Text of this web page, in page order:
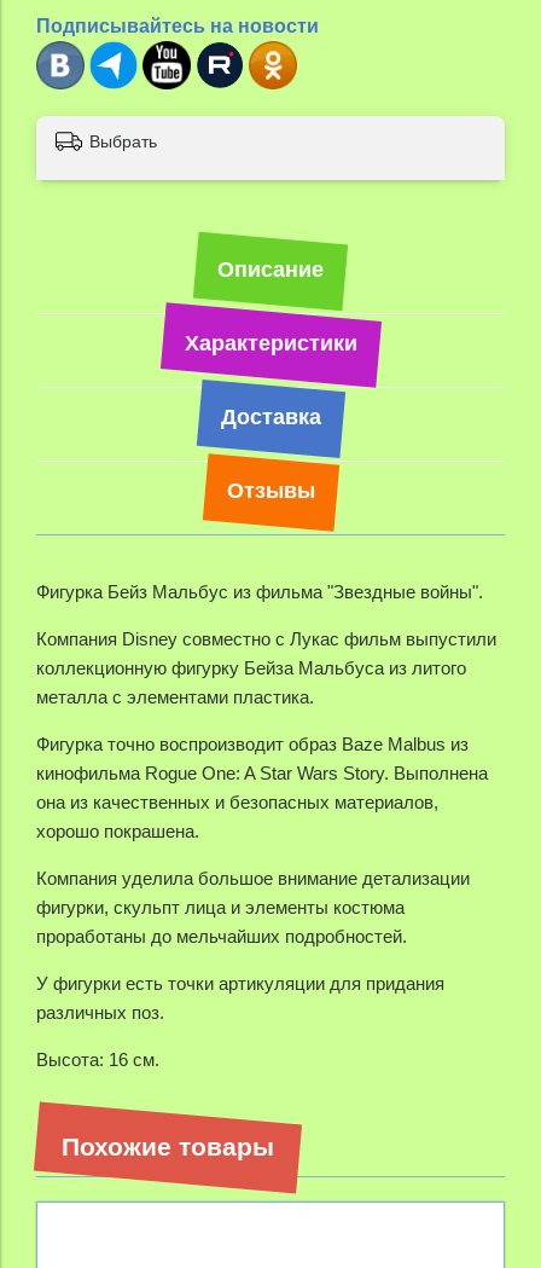
Подписывайтесь на новости
Выбрать
Описание
Характеристики
Доставка
Отзывы
Фигурка Бейз Мальбус из фильма "Звездные войны".
Компания Disney совместно с Лукас фильм выпустили
коллекционную фигурку Бейза Мальбуса из литого
металла с элементами пластика.
Фигурка точно воспроизводит образ Baze Malbus из
кинофильма Rogue One: A Star Wars Story. Выполнена
она из качественных и безопасных материалов,
хорошо покрашена.
Компания уделила большое внимание детализации
фигурки, скульпт лица и элементы костюма
проработаны до мельчайших подробностей.
У фигурки есть точки артикуляции для придания
различных поз.
Высота: 16 см.
Похожие товары